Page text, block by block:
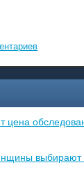
цена
выбирают